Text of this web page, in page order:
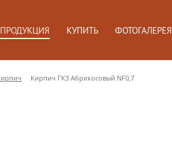
ПРОДУКЦИЯ КУПИТЬ ФОТОГАЛЕРЕЯ
Кирпич ГКЗ Абрикосовый NF0,7